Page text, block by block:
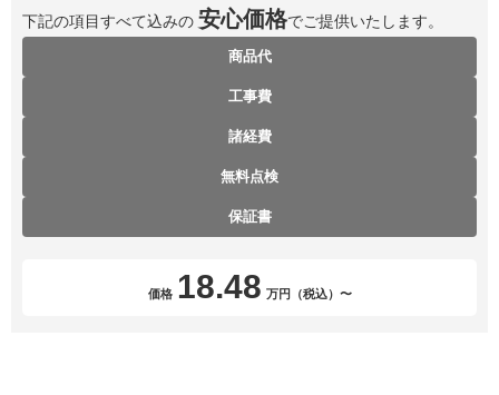
下記の項目すべて込みの 安心価格でご提供いたします。
商品代
工事費
諸経費
無料点検
保証書
価格 18.48 万円（税込）〜